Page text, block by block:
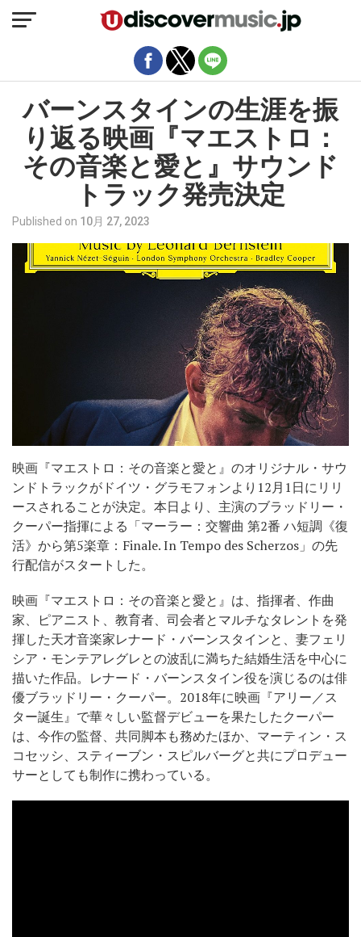
バーンスタインの生涯を振
り返る映画『マエストロ：
その音楽と愛と』サウンド
トラック発売決定
Published on 10月 27, 2023
映画『マエストロ：その音楽と愛と』のオリジナル・サウ
ンドトラックがドイツ・グラモフォンより12月1日にリリ
ースされることが決定。本日より、主演のブラッドリー・
クーパー指揮による「マーラー：交響曲 第2番 ハ短調《復
活》から第5楽章：Finale. In Tempo des Scherzos」の先
行配信がスタートした。
映画『マエストロ：その音楽と愛と』は、指揮者、作曲
家、ピアニスト、教育者、司会者とマルチなタレントを発
揮した天才音楽家レナード・バーンスタインと、妻フェリ
シア・モンテアレグレとの波乱に満ちた結婚生活を中心に
描いた作品。レナード・バーンスタイン役を演じるのは俳
優ブラッドリー・クーパー。2018年に映画『アリー／ス
ター誕生』で華々しい監督デビューを果たしたクーパー
は、今作の監督、共同脚本も務めたほか、マーティン・ス
コセッシ、スティーブン・スピルバーグと共にプロデュー
サーとしても制作に携わっている。
モバイルバージョンを終了